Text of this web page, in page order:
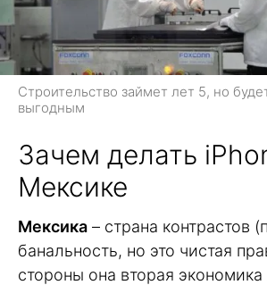
Строительство займет лет 5, но
выгодным
Зачем делать
Мексике
Мексика – страна контрастов
банальность, но это чистая
стороны она вторая